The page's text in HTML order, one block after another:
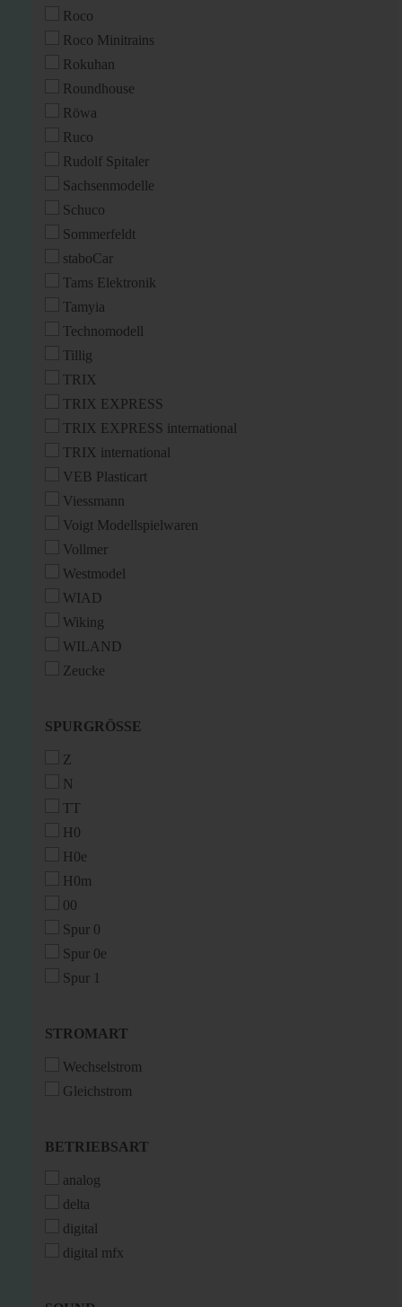
Roco
Roco Minitrains
Rokuhan
Roundhouse
Röwa
Ruco
Rudolf Spitaler
Sachsenmodelle
Schuco
Sommerfeldt
staboCar
Tams Elektronik
Tamyia
Technomodell
Tillig
TRIX
TRIX EXPRESS
TRIX EXPRESS international
TRIX international
VEB Plasticart
Viessmann
Voigt Modellspielwaren
Vollmer
Westmodel
WIAD
Wiking
WILAND
Zeucke
SPURGRÖSSE
SPURGRÖSSE
Z
N
TT
H0
H0e
H0m
00
Spur 0
Spur 0e
Spur 1
STROMART
STROMART
Wechselstrom
Gleichstrom
BETRIEBSART
BETRIEBSART
analog
delta
digital
digital mfx